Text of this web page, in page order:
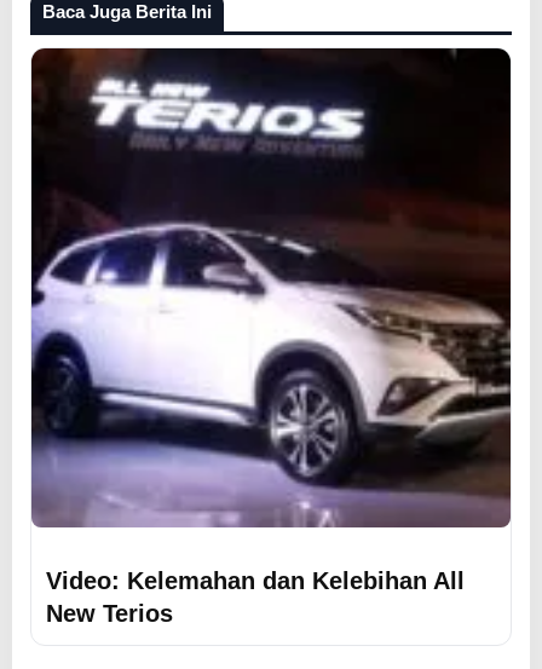
Baca Juga Berita Ini
Video: Kelemahan dan Kelebihan All
New Terios